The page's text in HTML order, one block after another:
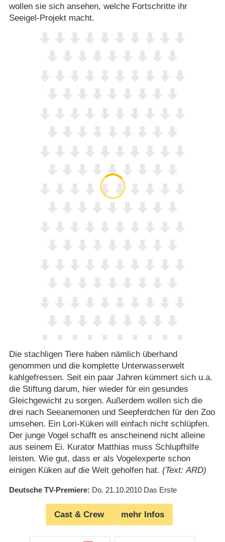
wollen sie sich ansehen, welche Fortschritte ihr
Seeigel-Projekt macht.
Die stachligen Tiere haben nämlich überhand
genommen und die komplette Unterwasserwelt
kahlgefressen. Seit ein paar Jahren kümmert sich u.a.
die Stiftung darum, hier wieder für ein gesundes
Gleichgewicht zu sorgen. Außerdem wollen sich die
drei nach Seeanemonen und Seepferdchen für den Zoo
umsehen. Ein Lori-Küken will einfach nicht schlüpfen.
Der junge Vogel schafft es anscheinend nicht alleine
aus seinem Ei. Kurator Matthias muss Schlupfhilfe
leisten. Wie gut, dass er als Vogelexperte schon
einigen Küken auf die Welt geholfen hat. (Text: ARD)
Deutsche TV-Premiere Do. 21.10.2010 Das Erste
Cast & Crew mehr Infos